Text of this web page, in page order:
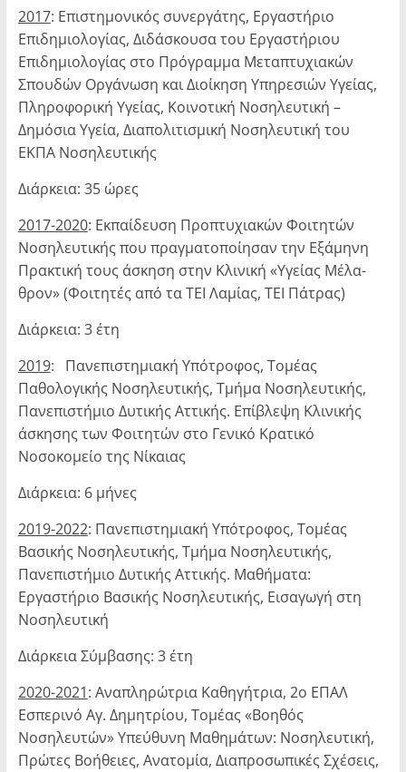
2017: Επιστημονικός συνεργάτης, Εργαστήριο
Επιδημιολογίας, Διδάσκουσα του Εργαστήριου
Επιδημιολογίας στο Πρόγραμμα Μεταπτυχιακών
Σπουδών Οργά­νωση και Διοίκηση Υπηρεσιών Υγείας,
Πληροφορική Υγείας, Κοινοτική Νοση­λευτική –
Δημόσια Υγεία, Διαπολιτισμική Νοσηλευτική του
ΕΚΠΑ Νοσηλευτι­κής
Διάρκεια: 35 ώρες
2017-2020: Εκπαίδευση Προπτυχιακών Φοιτητών
Νοσηλευτικής που πραγματο­ποίησαν την Εξάμηνη
Πρακτική τους άσκηση στην Κλινική «Υγείας Μέλα­
θρον» (Φοιτητές από τα ΤΕΙ Λαμίας, ΤΕΙ Πάτρας)
Διάρκεια: 3 έτη
2019: Πανεπιστημιακή Υπότροφος, Τομέας
Παθολογικής Νοσηλευτικής, Τμήμα Νοσηλευτικής,
Πανεπιστήμιο Δυτικής Αττικής. Επίβλεψη Κλινικής
άσκησης των Φοιτητών στο Γενικό Κρατικό
Νοσοκομείο της Νίκαιας
Διάρκεια: 6 μήνες
2019-2022: Πανεπιστημιακή Υπότροφος, Τομέας
Βασικής Νοσηλευτικής, Τμήμα Νοσηλευτικής,
Πανεπιστήμιο Δυτικής Αττικής. Μαθήματα:
Εργαστήριο Βασι­κής Νοσηλευτικής, Εισαγωγή στη
Νοσηλευτική
Διάρκεια Σύμβασης: 3 έτη
2020-2021: Αναπληρώτρια Καθηγήτρια, 2ο ΕΠΑΛ
Εσπερινό Αγ. Δημητρίου, Τομέας «Βοηθός
Νοσηλευτών» Υπεύθυνη Μαθημάτων: Νοσηλευτική,
Πρώτες Βοήθειες, Ανατομία, Διαπρο­σωπικές Σχέσεις,